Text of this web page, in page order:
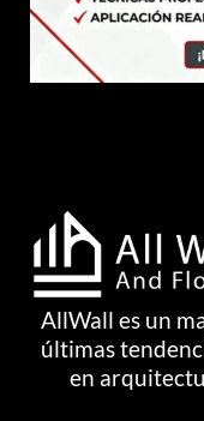
AllWall es un
últimas
en